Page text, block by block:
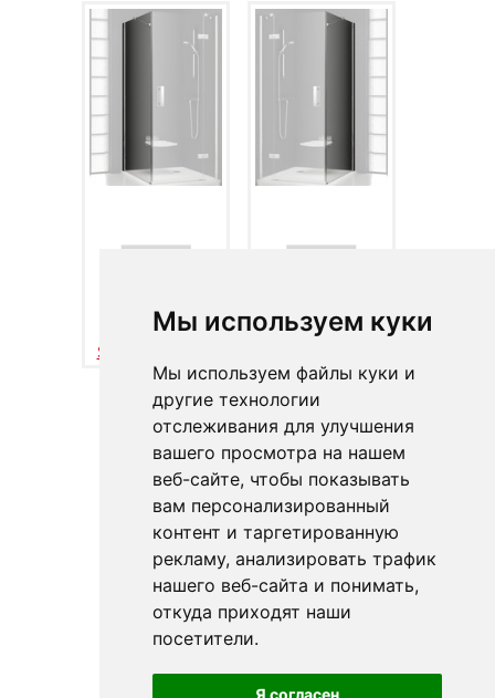
Мы используем куки
Мы используем файлы куки и
другие технологии
отслеживания для улучшения
вашего просмотра на нашем
веб-сайте, чтобы показывать
вам персонализированный
контент и таргетированную
рекламу, анализировать трафик
нашего веб-сайта и понимать,
откуда приходят наши
посетители.
Я согласен
SMARTLINE -
SMPS L (левый)
SMARTLINE -